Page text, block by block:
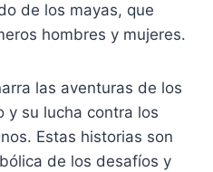
de los mayas, que
hombres y mujeres.
las aventuras de los
y su lucha contra los
Estas historias son
de los desafíos y